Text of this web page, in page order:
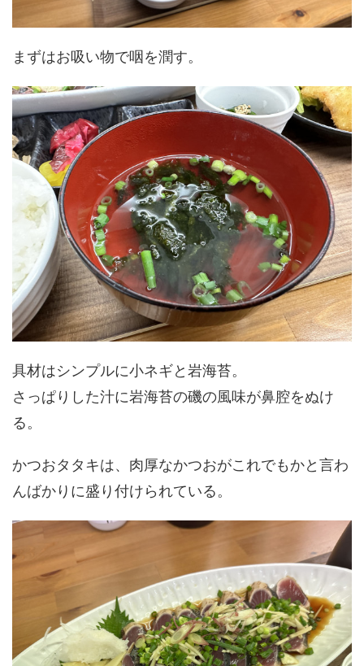
まずはお吸い物で咽を潤す。
具材はシンプルに小ネギと岩海苔。
さっぱりした汁に岩海苔の磯の風味が鼻腔をぬけ
る。
かつおタタキは、肉厚なかつおがこれでもかと言わ
んばかりに盛り付けられている。